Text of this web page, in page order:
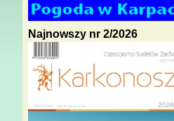
Najnowszy nr 2/2026